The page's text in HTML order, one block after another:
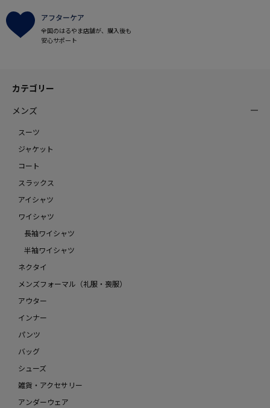
アフターケア
全国のはるやま店舗が、購入後も
安心サポート
カテゴリー
メンズ
スーツ
ジャケット
コート
スラックス
アイシャツ
ワイシャツ
長袖ワイシャツ
半袖ワイシャツ
ネクタイ
メンズフォーマル（礼服・喪服）
アウター
インナー
パンツ
バッグ
シューズ
雑貨・アクセサリー
アンダーウェア